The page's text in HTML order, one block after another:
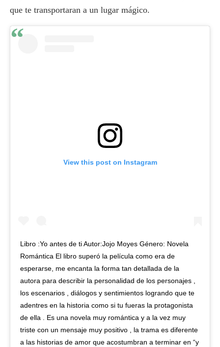
que te transportaran a un lugar mágico.
View this post on Instagram
Libro :Yo antes de ti Autor:Jojo Moyes Género: Novela
Romántica El libro superó la película como era de
esperarse, me encanta la forma tan detallada de la
autora para describir la personalidad de los personajes ,
los escenarios , diálogos y sentimientos logrando que te
adentres en la historia como si tu fueras la protagonista
de ella . Es una novela muy romántica y a la vez muy
triste con un mensaje muy positivo , la trama es diferente
a las historias de amor que acostumbran a terminar en “y